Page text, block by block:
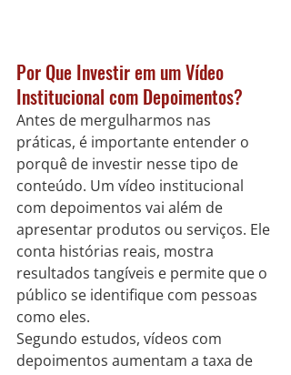
Por Que Investir em um Vídeo
Institucional com Depoimentos?
Antes de mergulharmos nas
práticas, é importante entender o
porquê de investir nesse tipo de
conteúdo. Um vídeo institucional
com depoimentos vai além de
apresentar produtos ou serviços. Ele
conta histórias reais, mostra
resultados tangíveis e permite que o
público se identifique com pessoas
como eles.
Segundo estudos, vídeos com
depoimentos aumentam a taxa de